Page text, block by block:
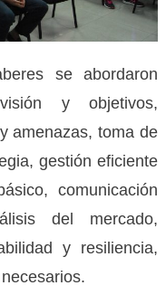
se abordaron
y objetivos,
amenazas, toma de
gestión eficiente
comunicación
del mercado,
y resiliencia,